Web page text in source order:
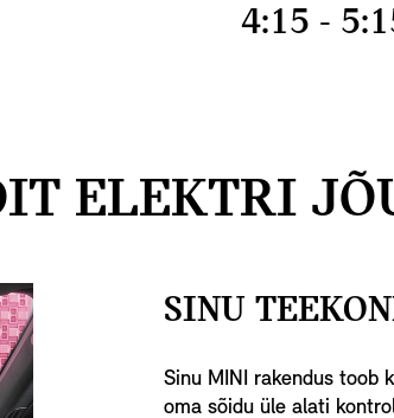
4:15 -
ELEKTRI
SINU
Sinu MINI rakendus toob
oma sõidu üle alati